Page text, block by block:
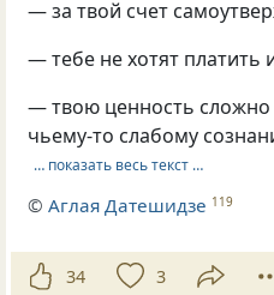
— за твой счет
— тебе не хотят платить
— твою ценность сложно
чьему-то слабому
… показать весь текст …
©Аглая Датешидзе 119
34 3